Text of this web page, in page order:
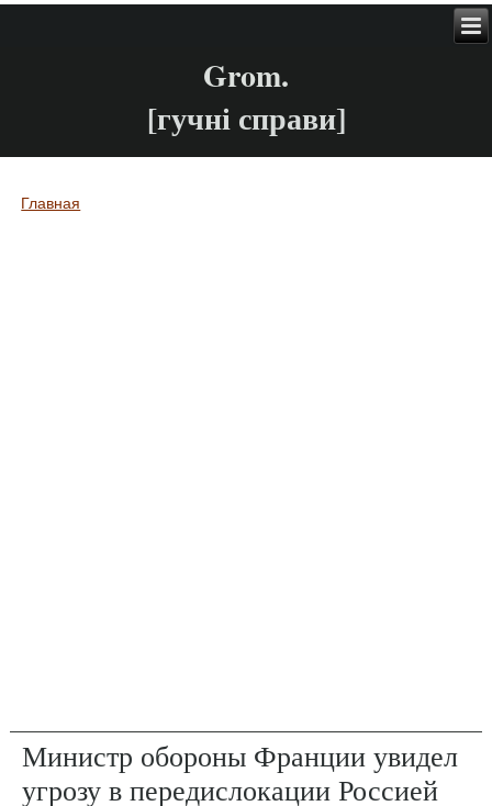
Grom.
[гучні справи]
Вы здесь
Главная
Министр обороны Франции увидел
угрозу в передислокации Россией